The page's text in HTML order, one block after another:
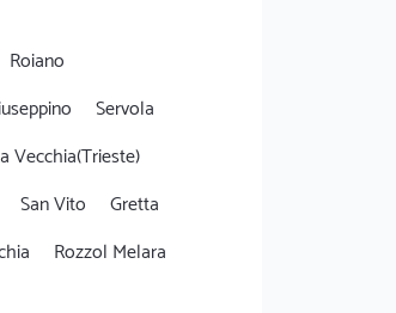
Roiano
Servola
Vecchia(Trieste)
San Vito
Gretta
Rozzol Melara